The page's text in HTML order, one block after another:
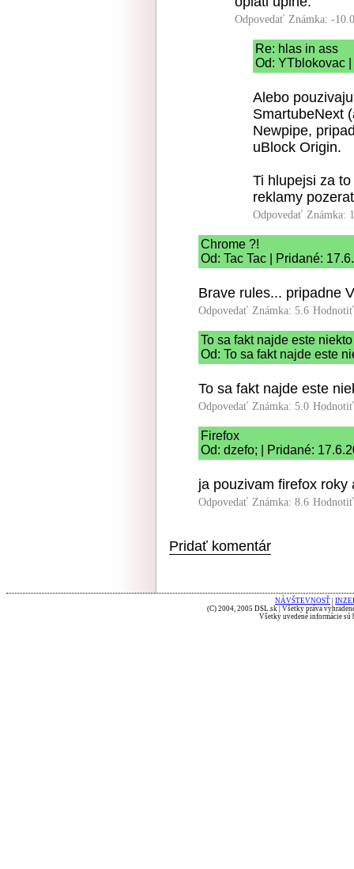
Odpovedať Známka: -10.0
Re: hlas in ass
Od: YTblokovac
Alebo
SmartubeNext
Newpipe,
uBlock Origin.
Ti hlupejsi za
reklamy
Odpovedať Známka:
Chrome ?!
Od: Tac Tac | Pridané:
Brave rules... pripadne
Odpovedať Známka: 5.6
To sa fakt najde este niekto
Od: To sa fakt najde este
To sa fakt najde este
Odpovedať Známka: 5.0
Firefox
Od: dzefo; | Pridané:
ja pouzivam firefox roky
Odpovedať Známka: 8.6
Pridať komentár
NÁVŠTEVNOSŤ
(C) 2004, 2005 DSL.sk | Všetky práva
Všetky uvedené informácie sú